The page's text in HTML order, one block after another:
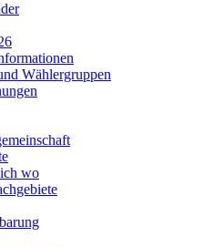
Wählergruppen
wo